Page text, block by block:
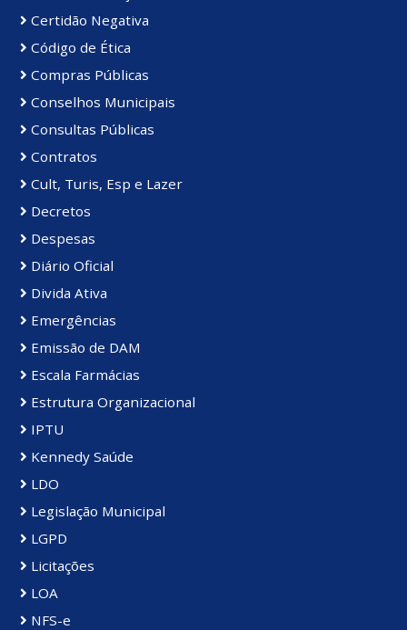
Certidão Negativa
Código de Ética
Compras Públicas
Conselhos Municipais
Consultas Públicas
Contratos
Cult, Turis, Esp e Lazer
Decretos
Despesas
Diário Oficial
Divida Ativa
Emergências
Emissão de DAM
Escala Farmácias
Estrutura Organizacional
IPTU
Kennedy Saúde
LDO
Legislação Municipal
LGPD
Licitações
LOA
NFS-e